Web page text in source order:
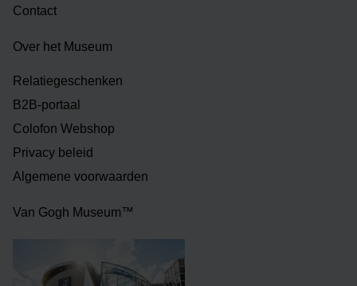
Contact
Over het Museum
Relatiegeschenken
B2B-portaal
Colofon Webshop
Privacy beleid
Algemene voorwaarden
Van Gogh Museum™